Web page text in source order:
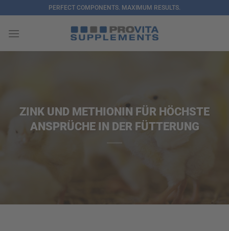
Inhalt
springen
PERFECT COMPONENTS. MAXIMUM RESULTS.
ZINK UND METHIONIN FÜR HÖCHSTE
ANSPRÜCHE IN DER FÜTTERUNG